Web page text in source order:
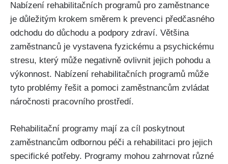
Nabízení rehabilitačních programů pro zaměstnance
je důležitým krokem směrem k prevenci předčasného
odchodu do důchodu a podpory zdraví. Většina
zaměstnanců je vystavena fyzickému a psychickému
stresu, který může negativně ovlivnit jejich pohodu a
výkonnost. Nabízení rehabilitačních programů může
tyto problémy řešit a pomoci zaměstnancům zvládat
náročnosti pracovního prostředí.
Rehabilitační programy mají za cíl poskytnout
zaměstnancům odbornou péči a rehabilitaci pro jejich
specifické potřeby. Programy mohou zahrnovat různé